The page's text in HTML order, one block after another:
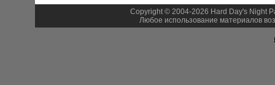
Copyright © 2004-2026 Hard Day's Night
Любое использование материалов